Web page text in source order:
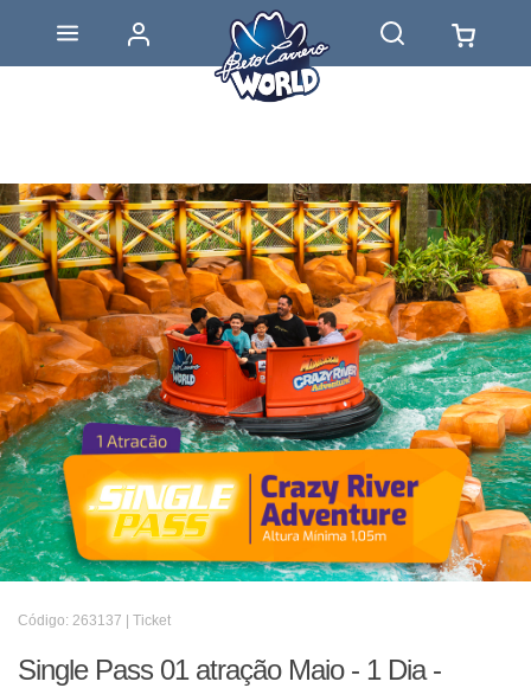
Código: 263137 | Ticket
Single Pass 01 atração Maio - 1 Dia -